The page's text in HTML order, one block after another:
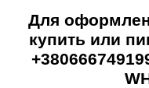
Для
купить или